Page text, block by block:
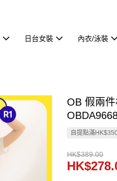
日台女裝 內衣/泳裝
OB 假兩
自提點滿
HK$389.00